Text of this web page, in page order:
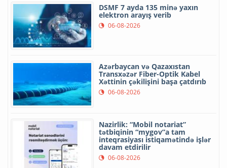
DSMF 7 ayda 135 minə yaxın
elektron arayış verib
06-08-2026
Azərbaycan və Qazaxıstan
Transxəzər Fiber-Optik Kabel
Xəttinin çəkilişini başa çatdırıb
06-08-2026
Nazirlik: “Mobil notariat”
tətbiqinin “mygov”a tam
inteqrasiyası istiqamətində işlər
davam etdirilir
06-08-2026